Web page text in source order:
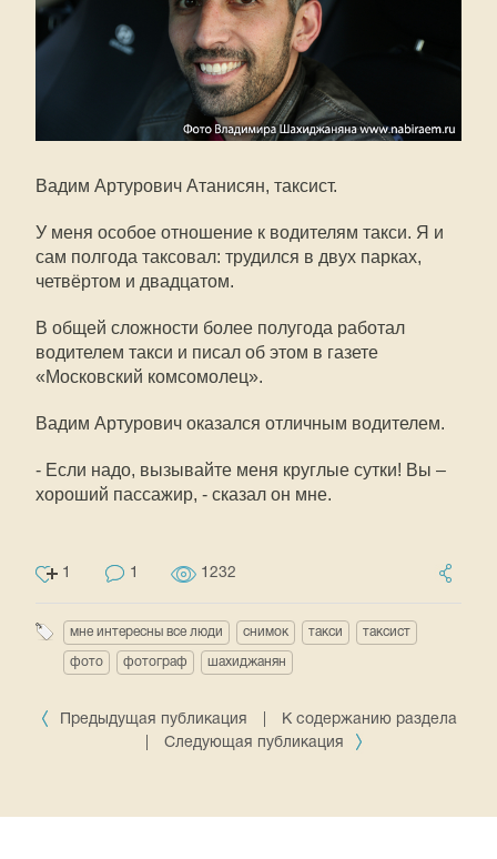
Вадим Артурович Атанисян, таксист.
У меня особое отношение к водителям такси. Я и
сам полгода таксовал: трудился в двух парках,
четвёртом и двадцатом.
В общей сложности более полугода работал
водителем такси и писал об этом в газете
«Московский комсомолец».
Вадим Артурович оказался отличным водителем.
- Если надо, вызывайте меня круглые сутки! Вы –
хороший пассажир, - сказал он мне.
1 1 1232
мне интересны все люди снимок такси таксист
фото фотограф шахиджанян
Предыдущая публикация
К содержанию раздела
Следующая публикация